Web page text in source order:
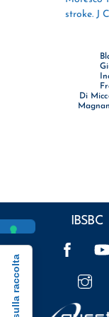
stroke. J
Di
IBSBC